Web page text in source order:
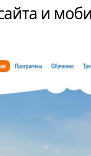
и